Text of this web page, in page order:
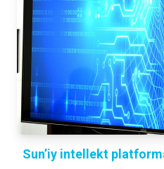
Sun’iy intellekt